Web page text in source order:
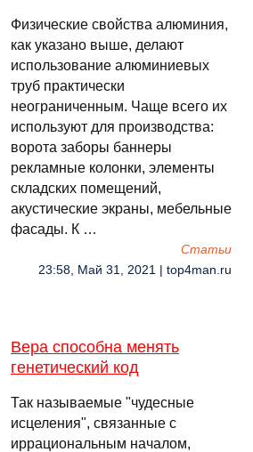
Физические свойства алюминия,
как указано выше, делают
использование алюминиевых
труб практически
неограниченным. Чаще всего их
используют для производства:
ворота заборы баннеры
рекламные колонки, элементы
складских помещений,
акустические экраны, мебельные
фасады. К …
Cтатьи
23:58, Май 31, 2021 | top4man.ru
Вера способна менять
генетический код
Так называемые "чудесные
исцеления", связанные с
иррациональным началом,